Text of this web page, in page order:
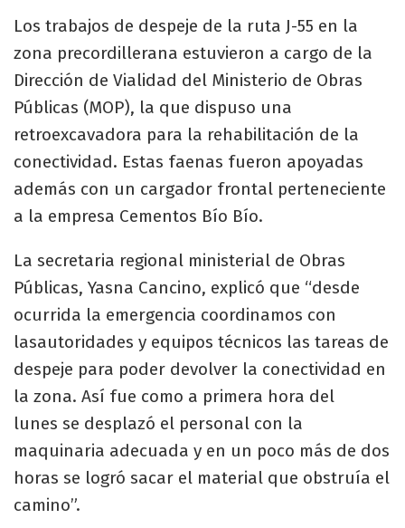
Los trabajos de despeje de la ruta J-55 en la
zona precordillerana estuvieron a cargo de la
Dirección de Vialidad del Ministerio de Obras
Públicas (MOP), la que dispuso una
retroexcavadora para la rehabilitación de la
conectividad. Estas faenas fueron apoyadas
además con un cargador frontal perteneciente
a la empresa Cementos Bío Bío.
La secretaria regional ministerial de Obras
Públicas, Yasna Cancino, explicó que “desde
ocurrida la emergencia coordinamos con
lasautoridades y equipos técnicos las tareas de
despeje para poder devolver la conectividad en
la zona. Así fue como a primera hora del
lunes se desplazó el personal con la
maquinaria adecuada y en un poco más de dos
horas se logró sacar el material que obstruía el
camino”.